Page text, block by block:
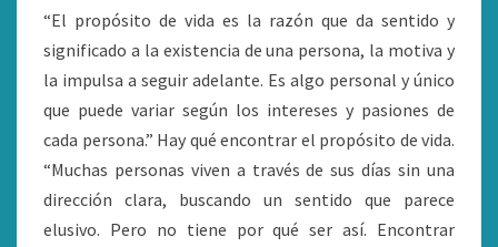
“El propósito de vida es la razón que da sentido y
significado a la existencia de una persona, la motiva y
la impulsa a seguir adelante. Es algo personal y único
que puede variar según los intereses y pasiones de
cada persona.” Hay qué encontrar el propósito de vida.
“Muchas personas viven a través de sus días sin una
dirección clara, buscando un sentido que parece
elusivo. Pero no tiene por qué ser así. Encontrar